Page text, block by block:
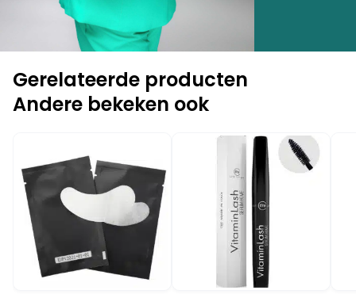
Gerelateerde producten
Andere bekeken ook